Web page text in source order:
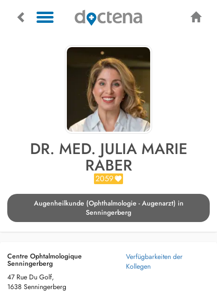
DR. MED. JULIA MARIE
RABER
2059
Augenheilkunde (Ophthalmologie - Augenarzt) in
Senningerberg
Centre Ophtalmologique
Senningerberg
47 Rue Du Golf,
1638 Senningerberg
Verfügbarkeiten der
Kollegen